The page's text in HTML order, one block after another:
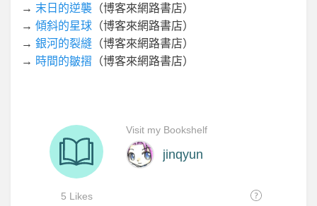
→ 末日的逆襲 （博客來網路書店）
→ 傾斜的星球 （博客來網路書店）
→ 銀河的裂縫 （博客來網路書店）
→ 時間的皺摺 （博客來網路書店）